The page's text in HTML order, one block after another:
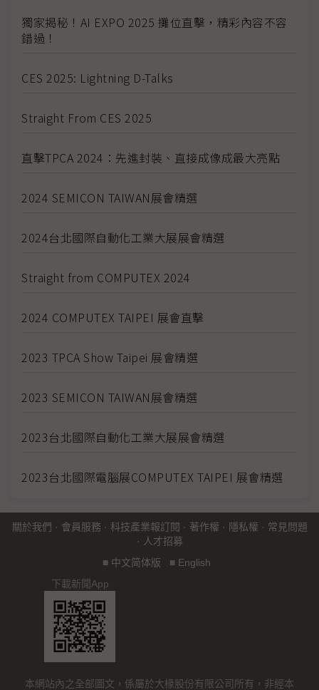
獨家揭秘！AI EXPO 2025 攤位直擊，精彩內容不容
錯過！
CES 2025: Lightning D-Talks
Straight From CES 2025
直擊TPCA 2024：先進封裝、直接成像成最大亮點
2024 SEMICON TAIWAN展會精選
2024台北國際自動化工業大展展會精選
Straight from COMPUTEX 2024
2024 COMPUTEX TAIPEI 展會直擊
2023 TPCA Show Taipei 展會精選
2023 SEMICON TAIWAN展會精選
2023台北國際自動化工業大展展會精選
2023台北國際電腦展COMPUTEX TAIPEI 展會精選
關於我們 · 會員服務 · 科技產業報訂閱 · 著作權 · 隱私權 · 常見問題
· 人才招募
■ 中文简体版 ■ English
下載新聞App
本網站內之全部圖文，係屬於大椽股份有限公司所有，非經本